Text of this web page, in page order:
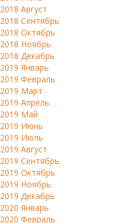
2018 Август
2018 Сентябрь
2018 Октябрь
2018 Ноябрь
2018 Декабрь
2019 Январь
2019 Февраль
2019 Март
2019 Апрель
2019 Май
2019 Июнь
2019 Июль
2019 Август
2019 Сентябрь
2019 Октябрь
2019 Ноябрь
2019 Декабрь
2020 Январь
2020 Февраль